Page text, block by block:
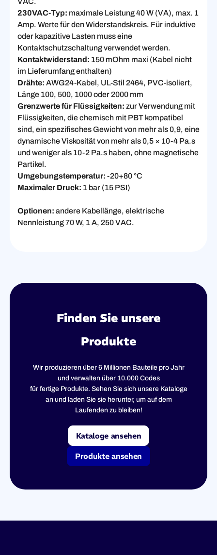
230VAC-Typ: maximale Leistung 40 W (VA), max. 1
Amp. Werte für den Widerstandskreis. Für induktive
oder kapazitive Lasten muss eine
Kontaktschutzschaltung verwendet werden.
Kontaktwiderstand: 150 mOhm maxi (Kabel nicht
im Lieferumfang enthalten)
Drähte: AWG24-Kabel, UL-Stil 2464, PVC-isoliert,
Länge 100, 500, 1000 oder 2000 mm
Grenzwerte für Flüssigkeiten: zur Verwendung mit
Flüssigkeiten, die chemisch mit PBT kompatibel
sind, ein spezifisches Gewicht von mehr als 0,9, eine
dynamische Viskosität von mehr als 0,5 × 10-4 Pa.s
und weniger als 10-2 Pa.s haben, ohne magnetische
Partikel.
Umgebungstemperatur: -20+80 °C
Maximaler Druck: 1 bar (15 PSI)
Optionen: andere Kabellänge, elektrische
Nennleistung 70 W, 1 A, 250 VAC.
Finden Sie unsere
Produkte
Wir produzieren über 6 Millionen Bauteile pro Jahr
und verwalten über 10.000 Codes
für fertige Produkte. Sehen Sie sich unsere Kataloge
an und laden Sie sie herunter, um auf dem
Laufenden zu bleiben!
Kataloge ansehen
Produkte ansehen